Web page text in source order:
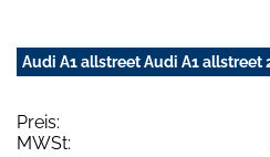
Audi A1 allstreet Audi A1 allstreet
Preis:
MWSt: